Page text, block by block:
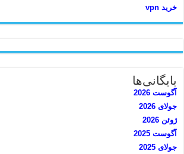
خرید vpn
بایگانی‌ها
آگوست 2026
جولای 2026
ژوئن 2026
آگوست 2025
جولای 2025